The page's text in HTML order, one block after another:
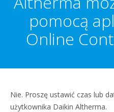
pomocą
Online
Nie. Proszę ustawić czas lub
użytkownika Daikin Altherma.